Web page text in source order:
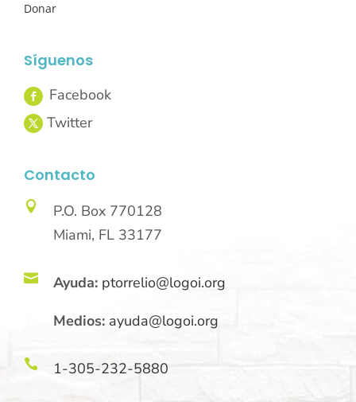
Donar
Síguenos
Contacto

P.O. Box 770128
Miami, FL 33177
 Ayuda: ptorrelio@logoi.org
Medios: ayuda@logoi.org
 1-305-232-5880